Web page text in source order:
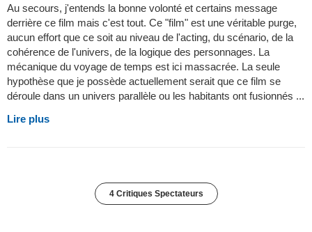
Au secours, j'entends la bonne volonté et certains message
derrière ce film mais c'est tout. Ce "film" est une véritable purge,
aucun effort que ce soit au niveau de l'acting, du scénario, de la
cohérence de l'univers, de la logique des personnages. La
mécanique du voyage de temps est ici massacrée. La seule
hypothèse que je possède actuellement serait que ce film se
déroule dans un univers parallèle ou les habitants ont fusionnés ...
Lire plus
4 Critiques Spectateurs